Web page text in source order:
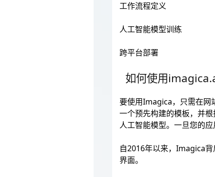
工作流程定义
人工智能模型训练
跨平台部署
如何使用
要使用Imagica，只需在网
一个预先构建的模板，并
人工智能模型。一旦您的
自2016年以来，Imagica
界面。